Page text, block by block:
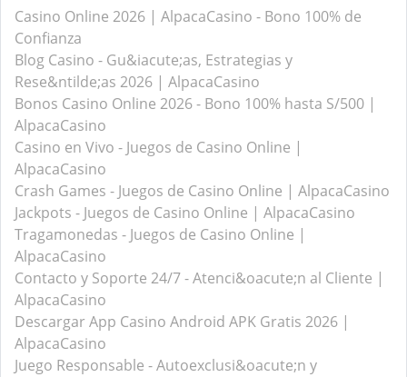
Casino Online 2026 | AlpacaCasino - Bono 100% de
Confianza
Blog Casino - Gu&iacute;as, Estrategias y
Rese&ntilde;as 2026 | AlpacaCasino
Bonos Casino Online 2026 - Bono 100% hasta S/500 |
AlpacaCasino
Casino en Vivo - Juegos de Casino Online |
AlpacaCasino
Crash Games - Juegos de Casino Online | AlpacaCasino
Jackpots - Juegos de Casino Online | AlpacaCasino
Tragamonedas - Juegos de Casino Online |
AlpacaCasino
Contacto y Soporte 24/7 - Atenci&oacute;n al Cliente |
AlpacaCasino
Descargar App Casino Android APK Gratis 2026 |
AlpacaCasino
Juego Responsable - Autoexclusi&oacute;n y